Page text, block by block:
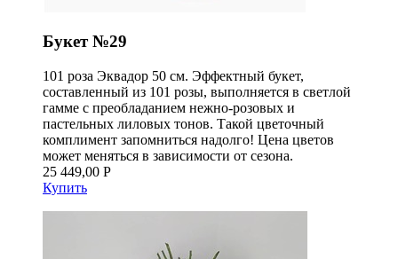
Букет №29
101 роза Эквадор 50 см. Эффектный букет,
составленный из 101 розы, выполняется в светлой
гамме с преобладанием нежно-розовых и
пастельных лиловых тонов. Такой цветочный
комплимент запомниться надолго! Цена цветов
может меняться в зависимости от сезона.
25 449,00 Р
Купить